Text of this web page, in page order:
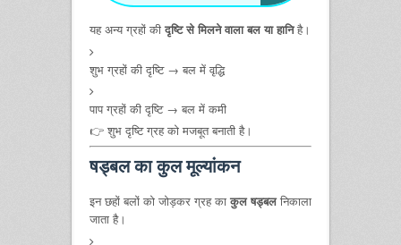
यह अन्य ग्रहों की दृष्टि से मिलने वाला बल या हानिहै।
शुभ ग्रहों की दृष्टि → बल में वृद्धि
पाप ग्रहों की दृष्टि → बल में कमी
👉 शुभ दृष्टि ग्रह को मजबूत बनाती है।
षड्बल का कुल मूल्यांकन
इन छहों बलों को जोड़कर ग्रह का कुल षड्बलनिकाला
जाता है।